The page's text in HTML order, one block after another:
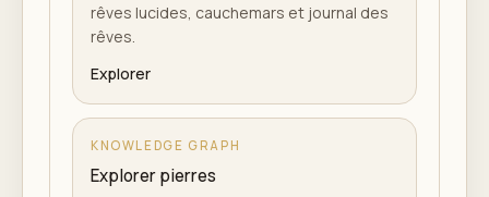
rêves lucides, cauchemars et journal des
rêves.
Explorer
KNOWLEDGE GRAPH
Explorer pierres